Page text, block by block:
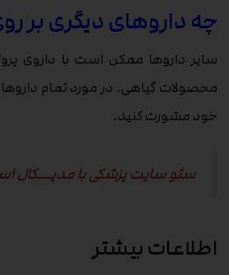
چه داروهای دیگری بر
سایر داروها ممکن است با داروی
محصولات گیاهی. در مورد تمام
خود مشورت کنید.
سئو سایت پزشکی با مدیـــکال
اطلاعات بیشتر